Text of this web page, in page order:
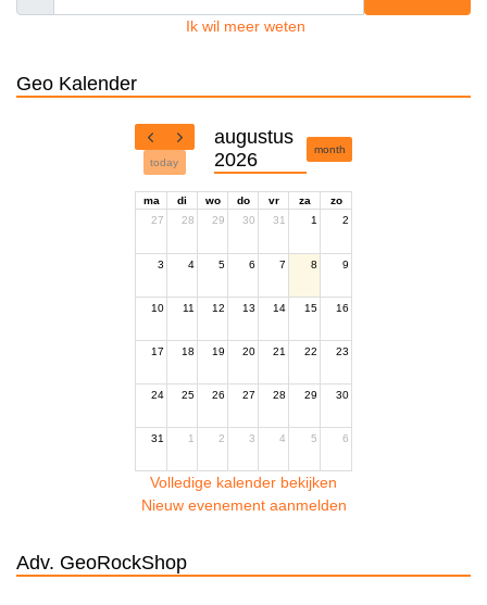
Ik wil meer weten
Geo Kalender
today
augustus
2026
month
ma di wo do vr za
zo
27
28 29 30 31 1 2
3 4 5 6 7 8 9
10 11 12 13 14 15 16
17 18 19 20 21 22 23
24 25 26 27 28 29 30
31 1 2 3 4 5 6
Volledige kalender bekijken
Nieuw evenement aanmelden
Adv. GeoRockShop